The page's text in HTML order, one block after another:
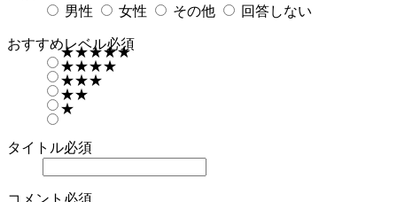
男性
女性 その他 回答しない
おすすめレベル必須
★★★★★
★★★★
★★★
★★
★
タイトル必須
コメント 必須